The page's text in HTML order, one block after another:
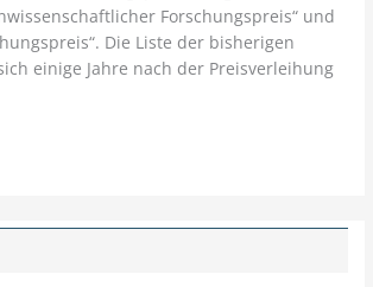
Forschungspreis“ und
Die Liste der bisherigen
einige Jahre nach der Preisverleihung